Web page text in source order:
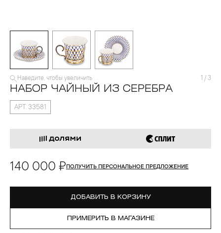
Наведите, чтобы увеличить 1 / 3
НАБОР ЧАЙНЫЙ ИЗ СЕРЕБРА
АРТ. 33581
140 000 ₽ПОЛУЧИТЬ ПЕРСОНАЛЬНОЕ ПРЕДЛОЖЕНИЕ
ДОБАВИТЬ В КОРЗИНУ
ПРИМЕРИТЬ В МАГАЗИНЕ